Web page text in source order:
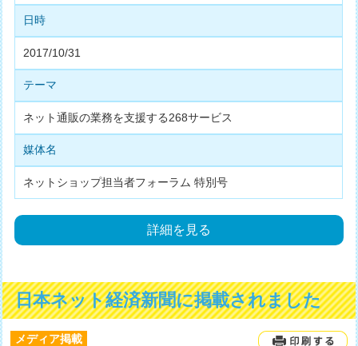
日時
2017/10/31
テーマ
ネット通販の業務を支援する268サービス
媒体名
ネットショップ担当者フォーラム 特別号
詳細を見る
日本ネット経済新聞に掲載されました
メディア掲載